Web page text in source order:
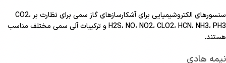
سنسورهای الکتروشیمیایی برای آشکارسازهای گاز سمی برای نظارت بر CO2،
H2S، NO، NO2، CLO2، HCN، NH3، PH3 و ترکیبات آلی سمی مختلف مناسب
هستند.
نیمه هادی